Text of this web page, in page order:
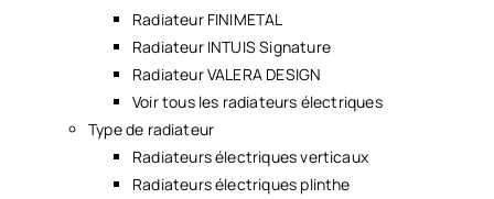
Radiateur FINIMETAL
Radiateur INTUIS Signature
Radiateur VALERA DESIGN
Voir tous les radiateurs électriques
Type de radiateur
Radiateurs électriques verticaux
Radiateurs électriques plinthe